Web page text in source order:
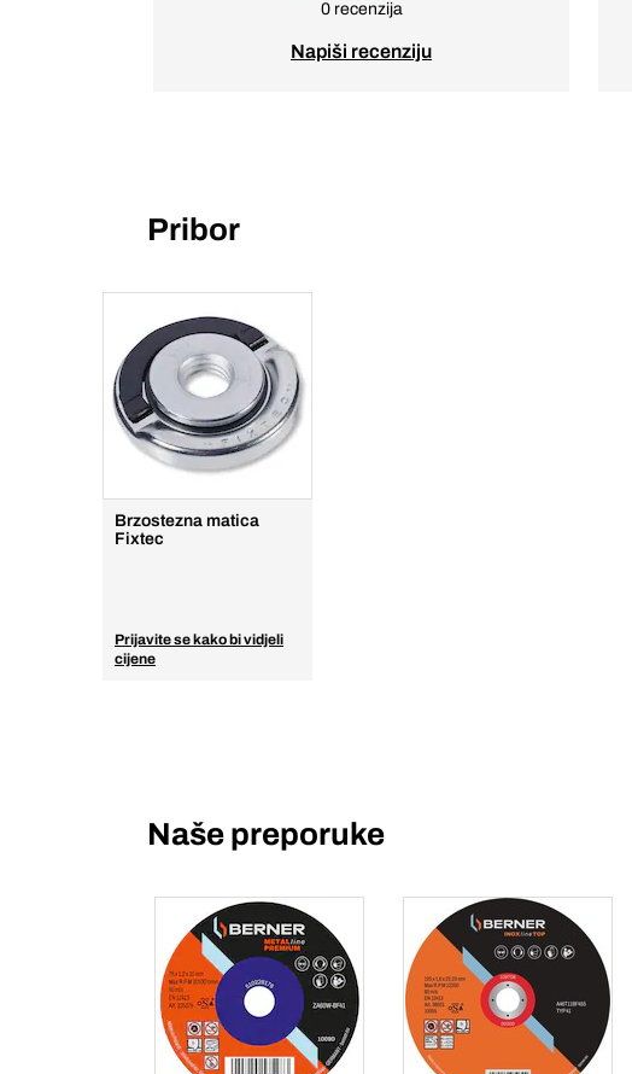
0 recenzija
Napiši recenziju
Pribor
Brzostezna matica
Fixtec
Prijavite se kako bi vidjeli
cijene
Naše preporuke